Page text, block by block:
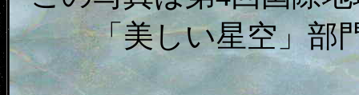
「美しい星空」部